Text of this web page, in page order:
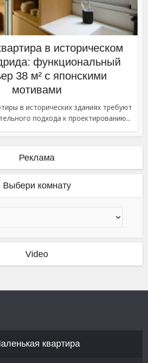
в историческом
функциональный
38 м² с японскими
мотивами
в исторических зданиях требуют
подхода к проектированию...
Реклама
Выбери комнату
Video
квартира